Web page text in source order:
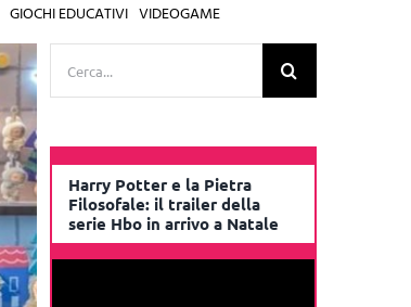
GIOCHI EDUCATIVI VIDEOGAME
Harry Potter e la Pietra
Filosofale: il trailer della
serie Hbo in arrivo a Natale